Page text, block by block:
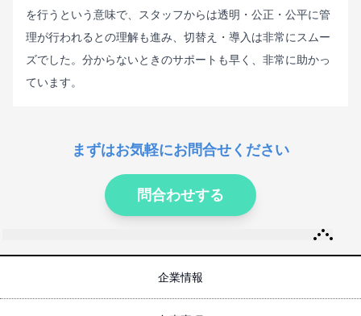
を行うという意味で、スタッフからは透明・公正・公平に管
理が行われるとの理解も進み、切替え・導入は非常にスムー
ズでした。分からないときのサポートも早く、非常に助かっ
ています。
まずはお気軽にお問合せください
問合わせする
企業情報